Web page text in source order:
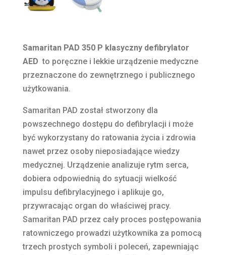
Samaritan PAD 350 P klasyczny defibrylator
AEDto poręczne i lekkie urządzenie medyczne
przeznaczone do zewnętrznego i publicznego
użytkowania.
Samaritan PAD został stworzony dla
powszechnego dostępu do defibrylacji i może
być wykorzystany do ratowania życia i zdrowia
nawet przez osoby nieposiadające wiedzy
medycznej. Urządzenie analizuje rytm serca,
dobiera odpowiednią do sytuacji wielkość
impulsu defibrylacyjnego i aplikuje go,
przywracając organ do właściwej pracy.
Samaritan PAD przez cały proces postępowania
ratowniczego prowadzi użytkownika za pomocą
trzech prostych symboli i poleceń, zapewniając